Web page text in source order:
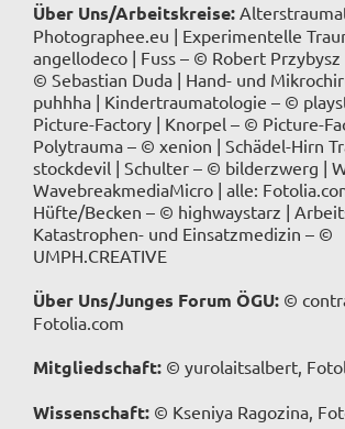
Über Uns/Arbeitskreise:
Photographee.eu | Experimentelle
angellodeco | Fuss – © Robert
© Sebastian Duda | Hand- und
puhhha | Kindertraumatologie – ©
Picture-Factory | Knorpel – © Picture-
Polytrauma – © xenion | Schädel-Hirn
stockdevil | Schulter – © bilderzwerg |
WavebreakmediaMicro | alle:
Hüfte/Becken – © highwaystarz |
Katastrophen- und Einsatzmedizin – ©
UMPH.CREATIVE
Über Uns/Junges Forum ÖGU: ©
Fotolia.com
Mitgliedschaft: © yurolaitsalbert,
Wissenschaft: © Kseniya Ragozina,